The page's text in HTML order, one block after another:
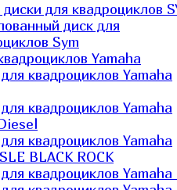
для квадроциклов
диск для
Sym
Yamaha
квадроциклов Yamaha
квадроциклов Yamaha
квадроциклов Yamaha
BLACK ROCK
квадроциклов Yamaha